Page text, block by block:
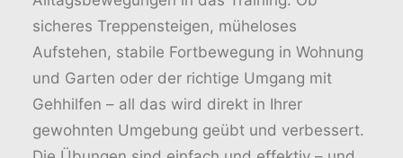
sicheres Treppensteigen, müheloses
Aufstehen, stabile Fortbewegung in Wohnung
und Garten oder der richtige Umgang mit
Gehhilfen – all das wird direkt in Ihrer
gewohnten Umgebung geübt und verbessert.